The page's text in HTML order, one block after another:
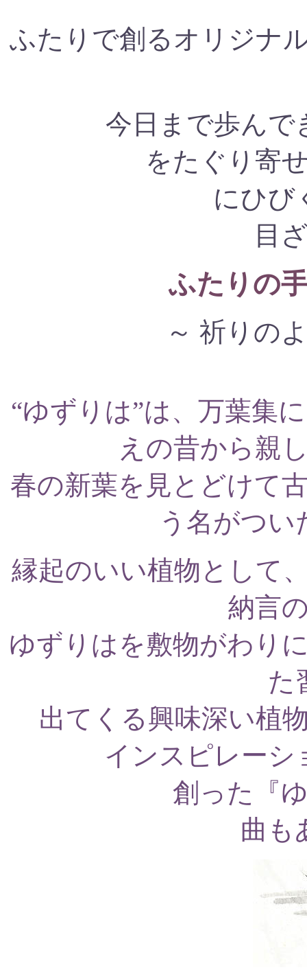
ふたりで創るオリジナ
今日まで歩んで
をたぐり寄
にひび
目
ふたりの
～ 祈りの
“ゆずりは”は、万葉集
えの昔から親
春の新葉を見とどけて
う名がつい
縁起のいい植物として
納言
ゆずりはを敷物がわり
た
出てくる興味深い植
インスピレーシ
創った『
曲も